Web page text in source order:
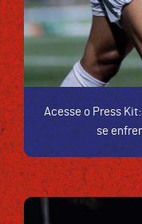
Acesse o Press
se